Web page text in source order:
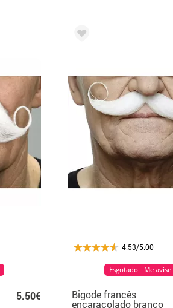
5.50€
4.53/5.00
Bigode francês
encaracolado branco
Esgotado - Me avise